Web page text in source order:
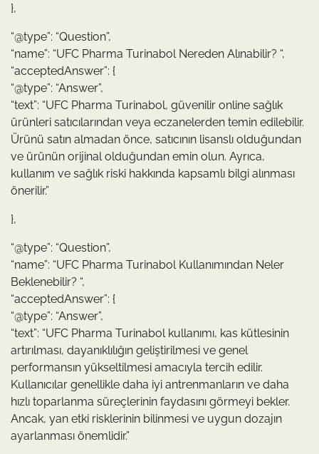
},
“@type”: “Question”,
“name”: “UFC Pharma Turinabol Nereden Alınabilir? “,
“acceptedAnswer”: {
“@type”: “Answer”,
“text”: “UFC Pharma Turinabol, güvenilir online sağlık
ürünleri satıcılarından veya eczanelerden temin edilebilir.
Ürünü satın almadan önce, satıcının lisanslı olduğundan
ve ürünün orijinal olduğundan emin olun. Ayrıca,
kullanım ve sağlık riski hakkında kapsamlı bilgi alınması
önerilir.”
},
“@type”: “Question”,
“name”: “UFC Pharma Turinabol Kullanımından Neler
Beklenebilir? “,
“acceptedAnswer”: {
“@type”: “Answer”,
“text”: “UFC Pharma Turinabol kullanımı, kas kütlesinin
artırılması, dayanıklılığın geliştirilmesi ve genel
performansın yükseltilmesi amacıyla tercih edilir.
Kullanıcılar genellikle daha iyi antrenmanların ve daha
hızlı toparlanma süreçlerinin faydasını görmeyi bekler.
Ancak, yan etki risklerinin bilinmesi ve uygun dozajın
ayarlanması önemlidir.”